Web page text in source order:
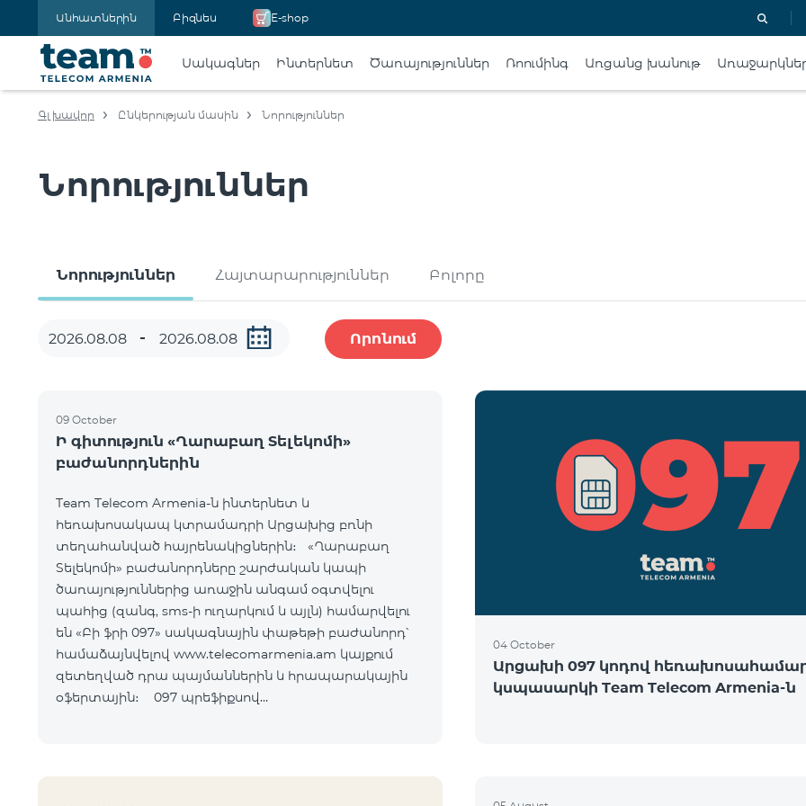
Անհատներին Բիզնես E-shop
Սակագներ Ինտերնետ Ծառայություններ Ռոումինգ Առցանց խանութ
Գլխավոր Ընկերության մասին Նորություններ
Նորություններ
Նորություններ Հայտարարություններ Բոլորը
Որոնում
09 October
Ի գիտություն «Ղարաբաղ Տելեկոմի»
բաժանորդներին
Team Telecom Armenia-ն ինտերնետ և
հեռախոսակապ կտրամադրի Արցախից բռնի
տեղահանված հայրենակիցներին։ «Ղարաբաղ
Տելեկոմի» բաժանորդները շարժական կապի
ծառայություններից առաջին անգամ օգտվելու
պահից (զանգ, sms-ի ուղարկում և այլն) համարվելու
են «Բի ֆրի 097» սակագնային փաթեթի բաժանորդ՝
համաձայնվելով www.telecomarmenia.am կայքում
զետեղված դրա պայմաններին և հրապարակային
օֆերտային։ 097 պրեֆիքսով
04 October
Արցախի 097 կոդով
կսպասարկի Team Telecom Armenia-ն